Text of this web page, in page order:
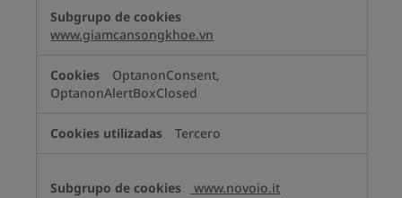
www.giamcansongkhoe.vn
OptanonConsent,
OptanonAlertBoxClosed
Tercero
www.novoio.it